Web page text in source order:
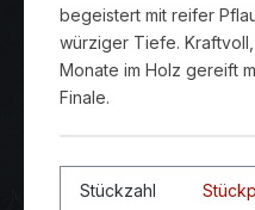
begeistert mit reifer
würziger Tiefe.
Monate im Holz gereift
Finale.
Stückzahl